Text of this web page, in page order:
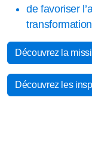
de favoriser
Découvrez la
Découvrez les